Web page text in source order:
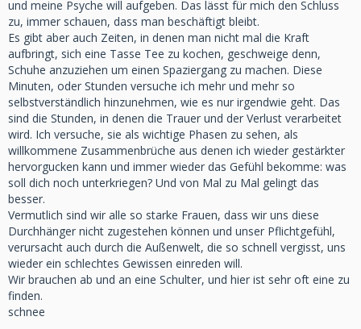
und meine Psyche will aufgeben. Das lässt für mich den Schluss
zu, immer schauen, dass man beschäftigt bleibt.
Es gibt aber auch Zeiten, in denen man nicht mal die Kraft
aufbringt, sich eine Tasse Tee zu kochen, geschweige denn,
Schuhe anzuziehen um einen Spaziergang zu machen. Diese
Minuten, oder Stunden versuche ich mehr und mehr so
selbstverständlich hinzunehmen, wie es nur irgendwie geht. Das
sind die Stunden, in denen die Trauer und der Verlust verarbeitet
wird. Ich versuche, sie als wichtige Phasen zu sehen, als
willkommene Zusammenbrüche aus denen ich wieder gestärkter
hervorgucken kann und immer wieder das Gefühl bekomme: was
soll dich noch unterkriegen? Und von Mal zu Mal gelingt das
besser.
Vermutlich sind wir alle so starke Frauen, dass wir uns diese
Durchhänger nicht zugestehen können und unser Pflichtgefühl,
verursacht auch durch die Außenwelt, die so schnell vergisst, uns
wieder ein schlechtes Gewissen einreden will.
Wir brauchen ab und an eine Schulter, und hier ist sehr oft eine zu
finden.
schnee